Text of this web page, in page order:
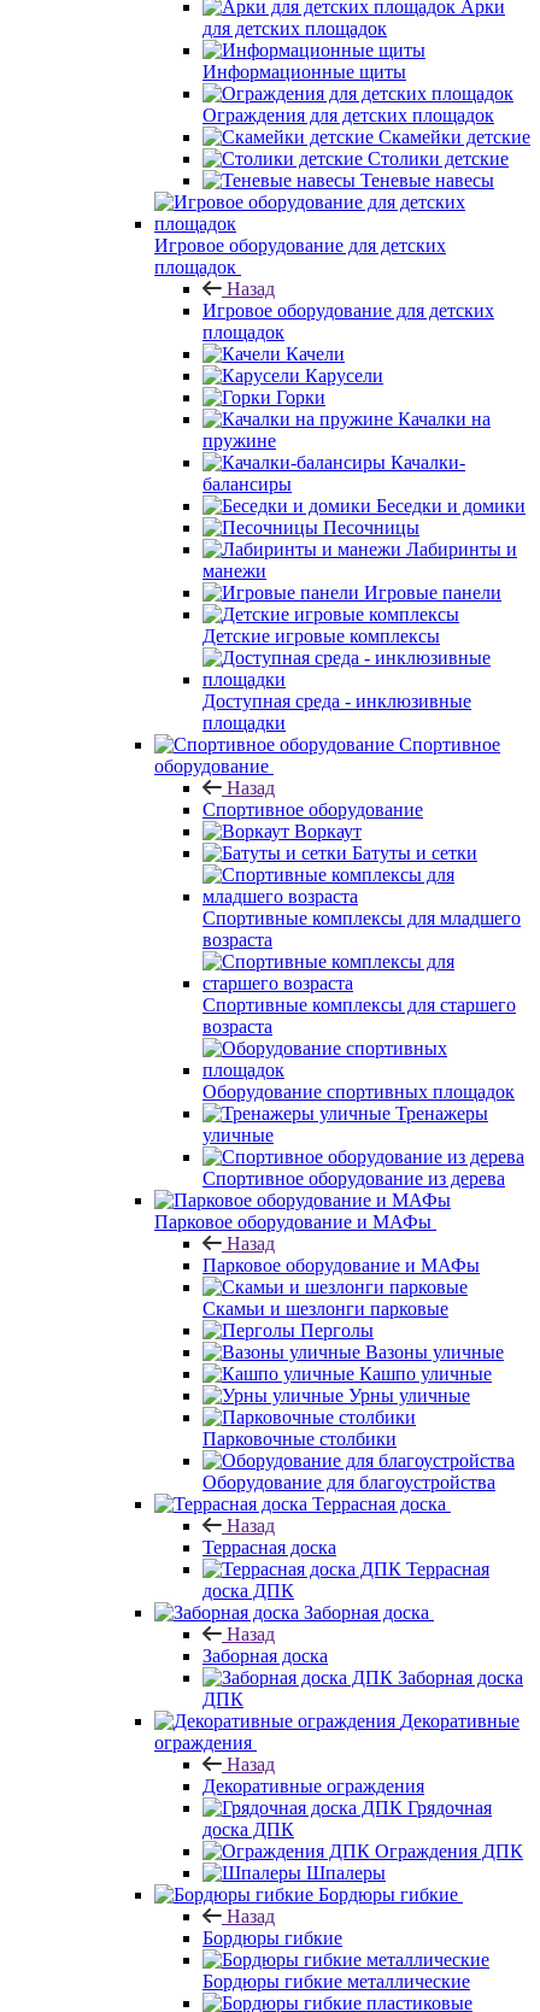
Арки
для детских площадок
Информационные щиты
Ограждения для детских площадок
Скамейки детские
Столики детские
Теневые навесы
Игровое оборудование для детских
площадок
Назад
Игровое оборудование для детских
площадок
Качели
Карусели
Горки
Качалки на
пружине
Качалки-
балансиры
Беседки и домики
Песочницы
Лабиринты и
манежи
Игровые панели
Детские игровые комплексы
Доступная среда - инклюзивные
площадки
Спортивное
оборудование
Назад
Спортивное оборудование
Воркаут
Батуты и сетки
Спортивные комплексы для младшего
возраста
Спортивные комплексы для старшего
возраста
Оборудование спортивных площадок
Тренажеры
уличные
Спортивное оборудование из дерева
Парковое оборудование и МАФы
Назад
Парковое оборудование и МАФы
Скамьи и шезлонги парковые
Перголы
Вазоны уличные
Кашпо уличные
Урны уличные
Парковочные столбики
Оборудование для благоустройства
Террасная доска
Назад
Террасная доска
Террасная
доска ДПК
Заборная доска
Назад
Заборная доска
Заборная доска
ДПК
Декоративные
ограждения
Назад
Декоративные ограждения
Грядочная
доска ДПК
Ограждения ДПК
Шпалеры
Бордюры гибкие
Назад
Бордюры гибкие
Бордюры гибкие металлические